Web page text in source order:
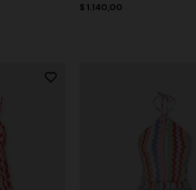
$ 1.140,00